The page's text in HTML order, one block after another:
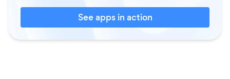
See apps in action